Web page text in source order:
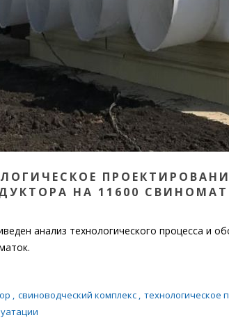
НА 11600
анализ технологического процесса и
, свиноводческий комплекс , технологическое